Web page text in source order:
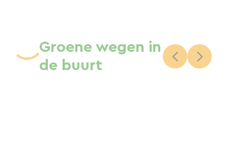
Groene wegen in
de buurt